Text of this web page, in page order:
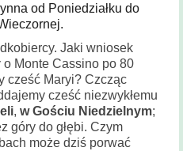
od Poniedziałku do
Jaki wniosek
Monte Cassino po 80
cześć Maryi? Czcząc
cześć niezwykłemu
, w Gościu Niedzielnym;
góry do głębi. Czym
może dziś porwać